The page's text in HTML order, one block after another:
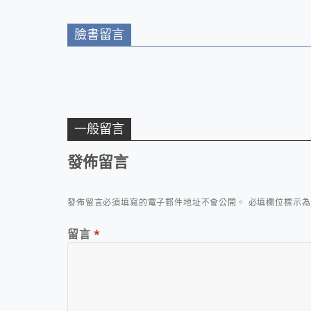
臉書留言
一般留言
發佈留言
發佈留言必須填寫的電子郵件地址不會公開。 必填欄位標示
留言 *